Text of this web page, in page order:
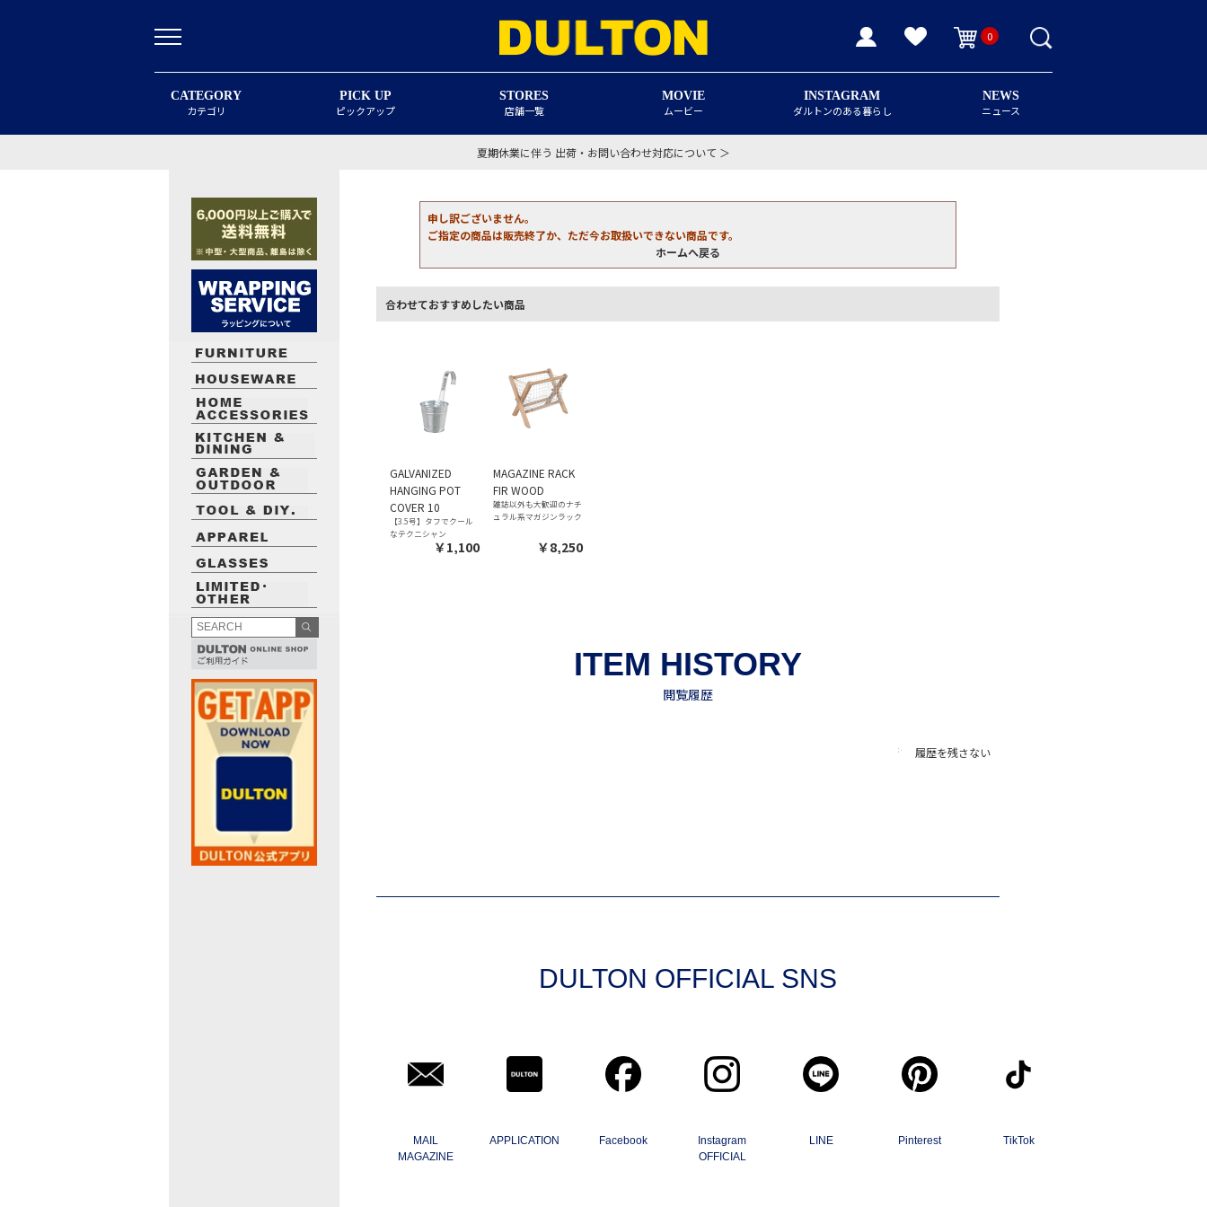
0
CATEGORY
カテゴリ
PICK UP
ピックアップ
STORES
店舗一覧
MOVIE
ムービー
INSTAGRAM
ダルトンのある暮らし
NEWS
ニュース
夏期休業に伴う 出荷・お問い合わせ対応について ＞
申し訳ございません。
ご指定の商品は販売終了か、ただ今お取扱いできない商品です。
ホームへ戻る
合わせておすすめしたい商品
GALVANIZED
HANGING POT
COVER 10
【3.5号】タフでクール
なテクニシャン
￥1,100
MAGAZINE RACK
FIR WOOD
雑誌以外も大歓迎のナチ
ュラル系マガジンラック
￥8,250
履歴を残さない
DULTON OFFICIAL SNS
MAIL
MAGAZINE
APPLICATION Facebook
Instagram
OFFICIAL
LINE Pinterest TikTok